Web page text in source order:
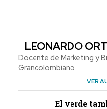
LEONARDO
Docente de Marketing y
Grancolombiano
VER
El verde